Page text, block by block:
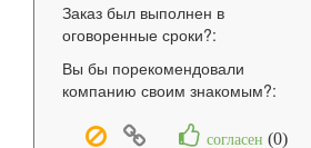
Заказ был выполнен в
оговоренные сроки?:
Вы бы порекомендовали
компанию своим знакомым?:
согласен (0)